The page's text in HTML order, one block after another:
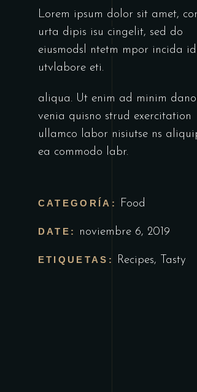
Lorem ipsum dolor sit amet,
urta dipis isu cingelit, sed do
eiusmodsl ntetm mpor incida
utvlabore eti.
aliqua. Ut enim ad minim
venia quisno strud exercitation
ullamco labor nisiutse ns
ea commodo labr.
CATEGORÍA: Food
DATE: noviembre 6, 2019
ETIQUETAS: Recipes, Tasty